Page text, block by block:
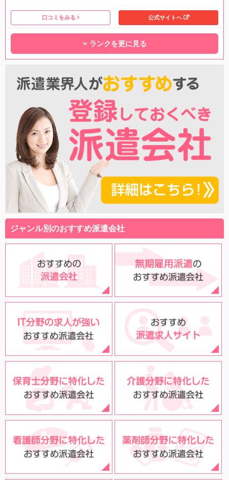
口コミをみる 公式サイトへ
ランクを更に見る
ジャンル別のおすすめ派遣会社